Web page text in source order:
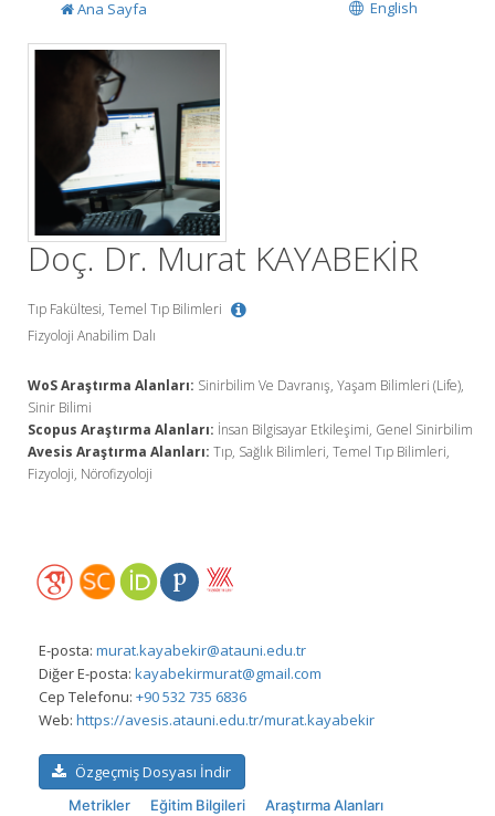
English
Ana Sayfa
Doç. Dr. Murat KAYABEKİR
Tıp Fakültesi, Temel Tıp Bilimleri
Fizyoloji Anabilim Dalı
WoS Araştırma Alanları: Sinirbilim Ve Davranış, Yaşam Bilimleri (Life),
Sinir Bilimi
Scopus Araştırma Alanları: İnsan Bilgisayar Etkileşimi, Genel Sinirbilim
Avesis Araştırma Alanları: Tıp, Sağlık Bilimleri, Temel Tıp Bilimleri,
Fizyoloji, Nörofizyoloji
E-posta: murat.kayabekir@atauni.edu.tr
Diğer E-posta: kayabekirmurat@gmail.com
Cep Telefonu: +90 532 735 6836
Web: https://avesis.atauni.edu.tr/murat.kayabekir
Özgeçmiş Dosyası İndir
Metrikler Eğitim Bilgileri Araştırma Alanları